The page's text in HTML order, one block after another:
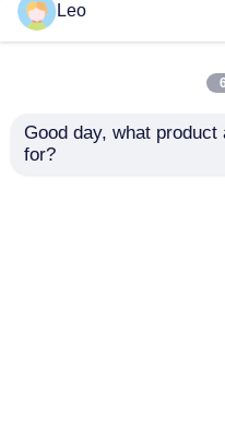
Leo
Good day, what product
for?